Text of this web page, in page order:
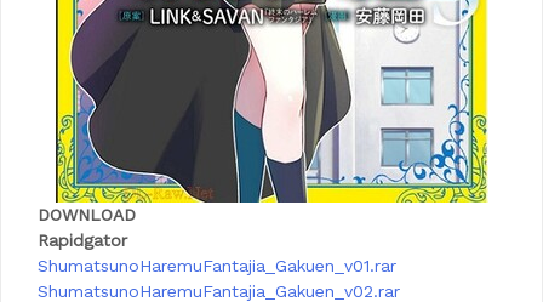
DOWNLOAD
Rapidgator
ShumatsunoHaremuFantajia_Gakuen_v01.rar
ShumatsunoHaremuFantajia_Gakuen_v02.rar